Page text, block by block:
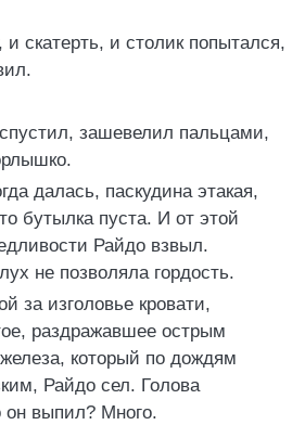
и скатерть, и столик попытался,
зашевелил пальцами,
далась, паскудина этакая,
бутылка пуста. И от этой
Райдо взвыл.
не позволяла гордость.
за изголовье кровати,
раздражавшее острым
который по дождям
Райдо сел. Голова
он выпил? Много.